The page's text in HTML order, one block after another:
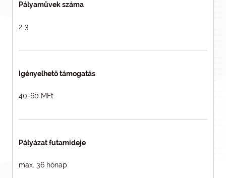
Pályaművek száma
2-3
Igényelhető támogatás
40-60 MFt
Pályázat futamideje
max. 36 hónap